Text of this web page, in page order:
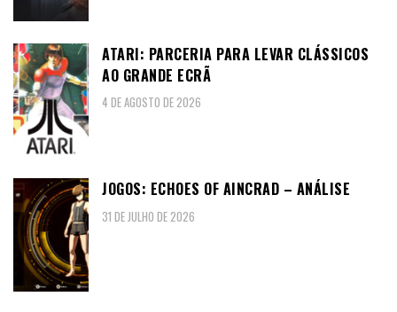
ATARI: PARCERIA PARA LEVAR CLÁSSICOS
AO GRANDE ECRÃ
4 DE AGOSTO DE 2026
JOGOS: ECHOES OF AINCRAD – ANÁLISE
31 DE JULHO DE 2026